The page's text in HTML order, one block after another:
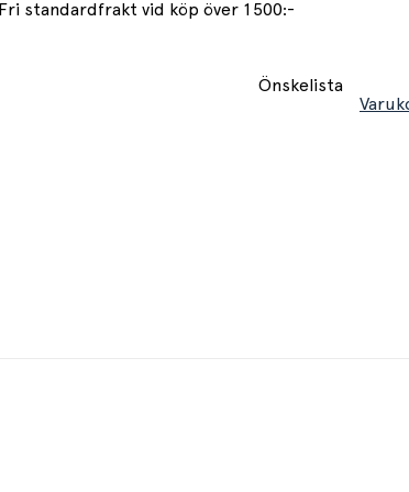
Fri standardfrakt vid köp över 1500:-
Önskelista